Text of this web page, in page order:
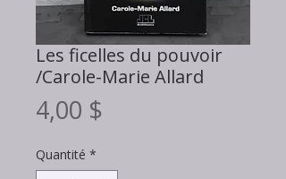
Les ficelles du pouvoir
/Carole-Marie Allard
4,00 $
Quantité *